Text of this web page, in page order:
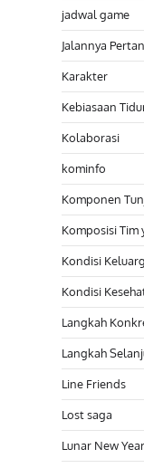
jadwal game
Jalannya
Karakter
Kebiasaan
Kolaborasi
kominfo
Komponen
Komposisi Tim
Kondisi
Kondisi
Langkah
Langkah
Line Friends
Lost saga
Lunar New Year